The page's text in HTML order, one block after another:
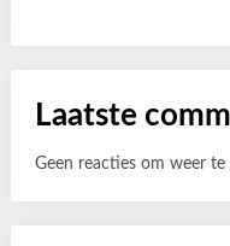
Laatste
Geen reacties om weer te